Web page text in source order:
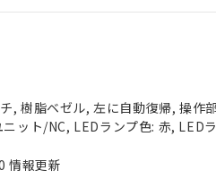
, 樹脂ベゼル, 左に自動復帰, 操作
ット/NC, LEDランプ色: 赤, LED
情報更新